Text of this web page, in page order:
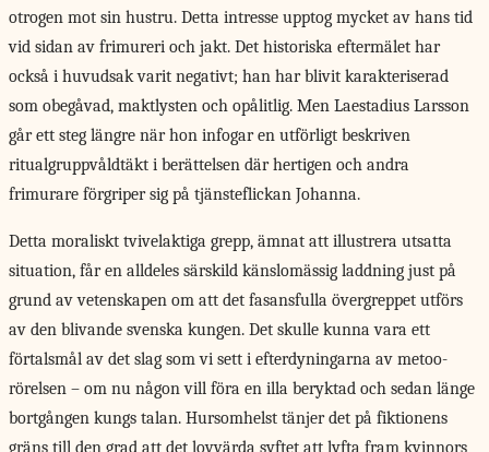
otrogen mot sin hustru. Detta intresse upptog mycket av hans tid
vid sidan av frimureri och jakt. Det historiska eftermälet har
också i huvudsak varit negativt; han har blivit karakteriserad
som obegåvad, maktlysten och opålitlig. Men Laestadius Larsson
går ett steg längre när hon infogar en utförligt beskriven
ritualgruppvåldtäkt i berättelsen där hertigen och andra
frimurare förgriper sig på tjänsteflickan Johanna.
Detta moraliskt tvivelaktiga grepp, ämnat att illustrera utsatta
situation, får en alldeles särskild känslomässig laddning just på
grund av vetenskapen om att det fasansfulla övergreppet utförs
av den blivande svenska kungen. Det skulle kunna vara ett
förtalsmål av det slag som vi sett i efterdyningarna av metoo-
rörelsen – om nu någon vill föra en illa beryktad och sedan länge
bortgången kungs talan. Hursomhelst tänjer det på fiktionens
gräns till den grad att det lovvärda syftet att lyfta fram kvinnors